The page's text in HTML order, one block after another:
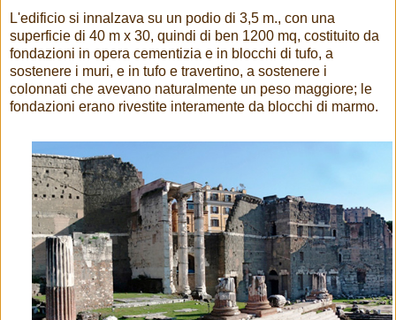
L'edificio si innalzava su un podio di 3,5 m., con una
superficie di 40 m x 30, quindi di ben 1200 mq, costituito da
fondazioni in opera cementizia e in blocchi di tufo, a
sostenere i muri, e in tufo e travertino, a sostenere i
colonnati che avevano naturalmente un peso maggiore; le
fondazioni erano rivestite interamente da blocchi di marmo.